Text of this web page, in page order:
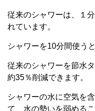
従来のシャワーは、１
れています。
シャワーを10分間使う
従来のシャワーを節水
約35％削減できます。
シャワーの水に空気を
て、水の勢いを弱める